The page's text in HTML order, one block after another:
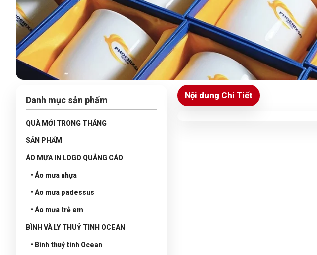
Danh mục sản phẩm
QUÀ MỚI TRONG THÁNG
SẢN PHẨM
ÁO MƯA IN LOGO QUẢNG CÁO
• Áo mưa nhựa
• Áo mưa padessus
• Áo mưa trẻ em
BÌNH VÀ LY THUỶ TINH OCEAN
• Bình thuỷ tinh Ocean
Nội dung Chi Tiết